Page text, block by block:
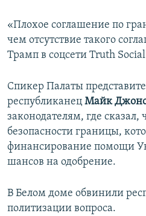
«Плохое соглашение по
чем отсутствие такого
Трамп в соцсети Truth
Спикер Палаты
республиканец Майк
законодателям, где сказал,
безопасности границы,
финансирование помощи
шансов на одобрение.
В Белом доме обвинили
политизации вопроса.